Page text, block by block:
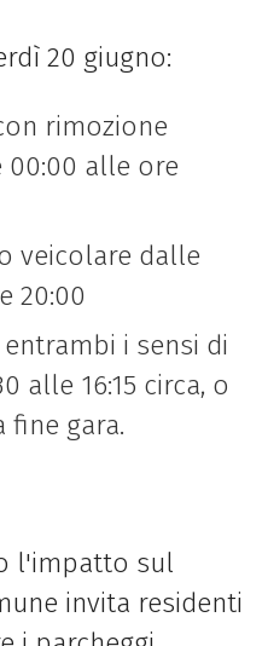
20 giugno:
rimozione
alle ore
veicolare dalle
20:00
entrambi i sensi di
alle 16:15 circa, o
fine gara.
l'impatto sul
invita residenti